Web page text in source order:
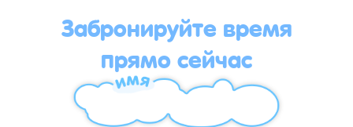
Забронируйте время
прямо сейчас